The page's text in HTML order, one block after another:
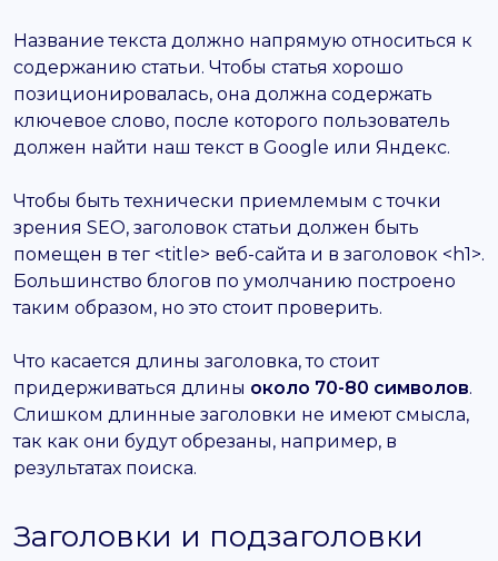
Название текста должно напрямую относиться к
содержанию статьи. Чтобы статья хорошо
позиционировалась, она должна содержать
ключевое слово, после которого пользователь
должен найти наш текст в Google или Яндекс.
Чтобы быть технически приемлемым с точки
зрения SEO, заголовок статьи должен быть
помещен в тег <title> веб-сайта и в заголовок <h1>.
Большинство блогов по умолчанию построено
таким образом, но это стоит проверить.
Что касается длины заголовка, то стоит
придерживаться длины около 70-80 символов.
Слишком длинные заголовки не имеют смысла,
так как они будут обрезаны, например, в
результатах поиска.
Заголовки и подзаголовки